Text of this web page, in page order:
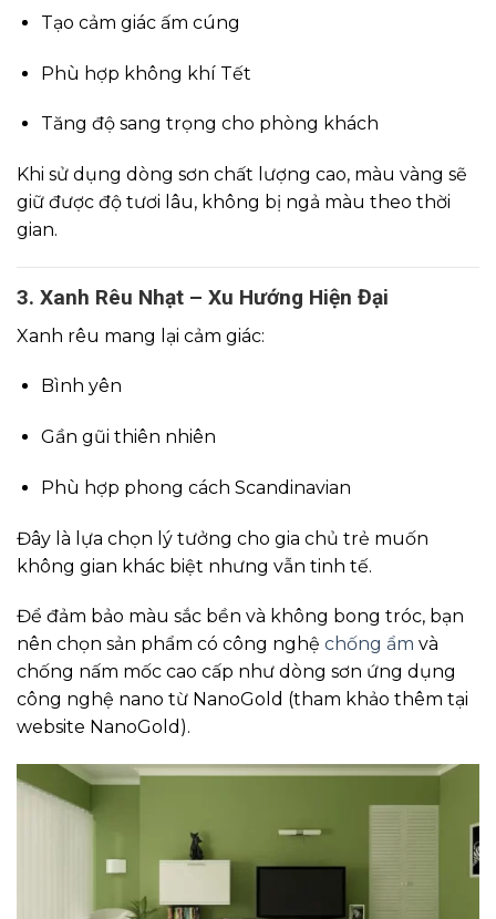
Tạo cảm giác ấm cúng
Phù hợp không khí Tết
Tăng độ sang trọng cho phòng khách
Khi sử dụng dòng sơn chất lượng cao, màu vàng sẽ
giữ được độ tươi lâu, không bị ngả màu theo thời
gian.
3. Xanh Rêu Nhạt – Xu Hướng Hiện Đại
Xanh rêu mang lại cảm giác:
Bình yên
Gần gũi thiên nhiên
Phù hợp phong cách Scandinavian
Đây là lựa chọn lý tưởng cho gia chủ trẻ muốn
không gian khác biệt nhưng vẫn tinh tế.
Để đảm bảo màu sắc bền và không bong tróc, bạn
nên chọn sản phẩm có công nghệ chống ẩm và
chống nấm mốc cao cấp như dòng sơn ứng dụng
công nghệ nano từ NanoGold (tham khảo thêm tại
website NanoGold).